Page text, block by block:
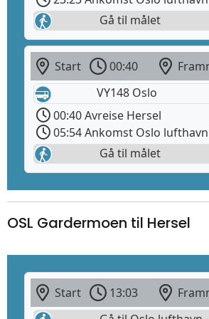
Gå til målet
Start 00:40
VY148 Oslo
00:40 Avreise Hersel
05:54 Ankomst Oslo lufthavn
Gå til målet
OSL Gardermoen til Hersel
Start 13:03